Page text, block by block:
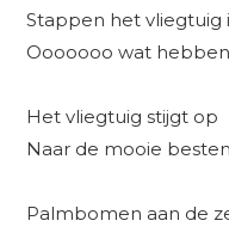
Stappen het vliegtuig
Ooooooo wat
Het vliegtuig stijgt op
Naar de mooie
Palmbomen aan de